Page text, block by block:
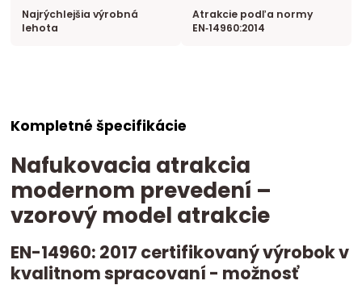
Najrýchlejšia výrobná
lehota
Atrakcie podľa normy
EN‑14960:2014
Kompletné špecifikácie
Nafukovacia atrakcia
modernom prevedení –
vzorový model atrakcie
EN-14960: 2017 certifikovaný výrobok v
kvalitnom spracovaní - možnosť